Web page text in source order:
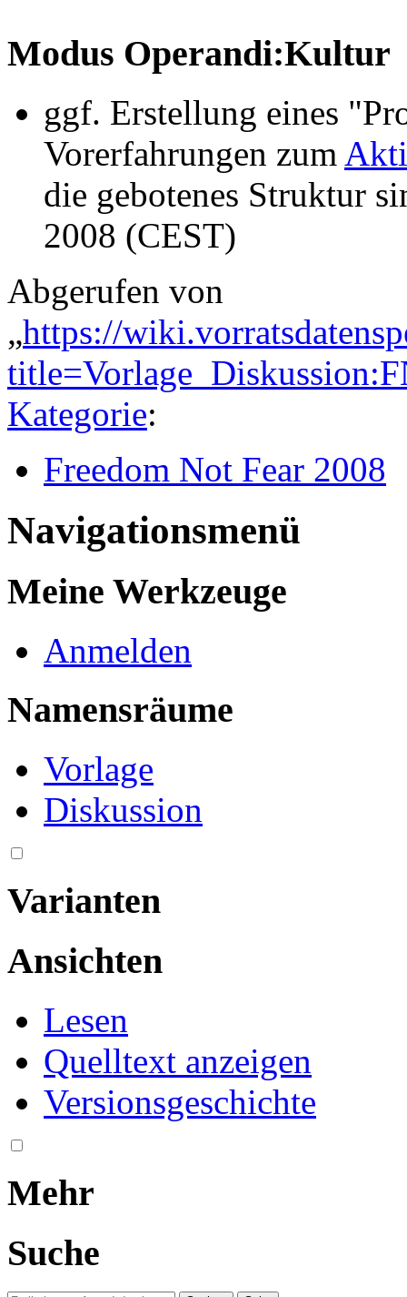
Modus Operandi:Kultur
ggf. Erstellung eines
Vorerfahrungen zum
die gebotenes Struktur
2008 (CEST)
Abgerufen von
„https://
Kategorie:
Freedom Not Fear 2008
Navigationsmenü
Meine Werkzeuge
Anmelden
Namensräume
Vorlage
Diskussion
Varianten
Ansichten
Lesen
Quelltext anzeigen
Versionsgeschichte
Mehr
Suche